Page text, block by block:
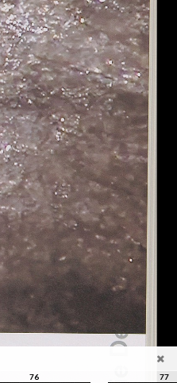
76 77